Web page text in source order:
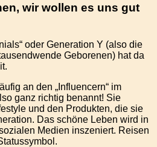
wir wollen es uns gut
oder Generation Y (also die
Geborenen) hat da
an den „Influencern“ im
ganz richtig benannt! Sie
und den Produkten, die sie
Das schöne Leben wird in
Medien inszeniert. Reisen